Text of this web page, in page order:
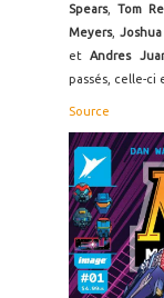
Spears,Tom
Meyers, Joshua
etAndres
passés, celle-ci
Source